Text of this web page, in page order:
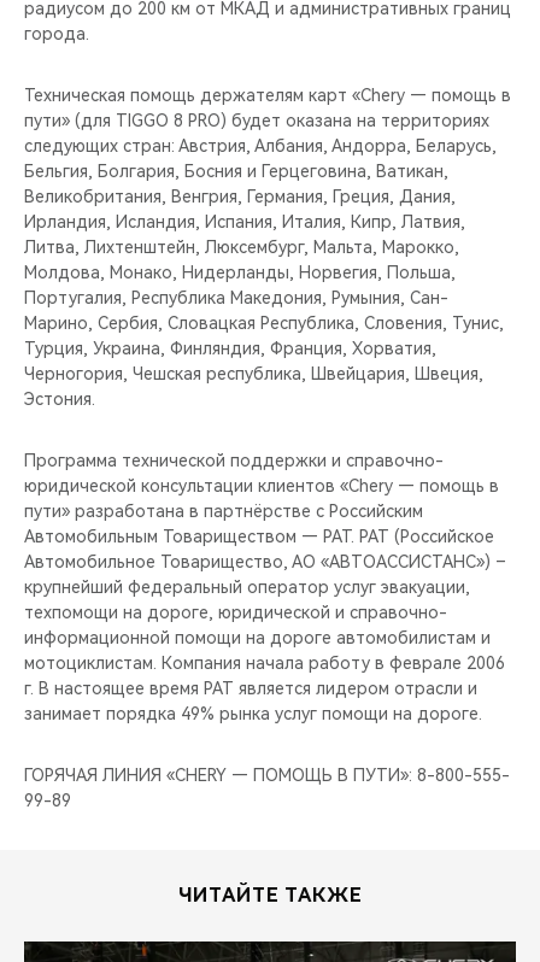
радиусом до 200 км от МКАД и административных границ
города.
Техническая помощь держателям карт «Chery — помощь в
пути» (для TIGGO 8 PRO) будет оказана на территориях
следующих стран: Австрия, Албания, Андорра, Беларусь,
Бельгия, Болгария, Босния и Герцеговина, Ватикан,
Великобритания, Венгрия, Германия, Греция, Дания,
Ирландия, Исландия, Испания, Италия, Кипр, Латвия,
Литва, Лихтенштейн, Люксембург, Мальта, Марокко,
Молдова, Монако, Нидерланды, Норвегия, Польша,
Португалия, Республика Македония, Румыния, Сан-
Марино, Сербия, Словацкая Республика, Словения, Тунис,
Турция, Украина, Финляндия, Франция, Хорватия,
Черногория, Чешская республика, Швейцария, Швеция,
Эстония.
Программа технической поддержки и справочно-
юридической консультации клиентов «Chery — помощь в
пути» разработана в партнёрстве с Российским
Автомобильным Товариществом — РАТ. РАТ (Российское
Автомобильное Товарищество, АО «АВТОАССИСТАНС») –
крупнейший федеральный оператор услуг эвакуации,
техпомощи на дороге, юридической и справочно-
информационной помощи на дороге автомобилистам и
мотоциклистам. Компания начала работу в феврале 2006
г. В настоящее время РАТ является лидером отрасли и
занимает порядка 49% рынка услуг помощи на дороге.
ГОРЯЧАЯ ЛИНИЯ «CHERY — ПОМОЩЬ В ПУТИ»: 8-800-555-
99-89
ЧИТАЙТЕ ТАКЖЕ